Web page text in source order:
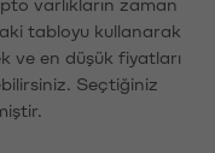
tabloyu kullanarak
ve en düşük fiyatları
Seçtiğiniz